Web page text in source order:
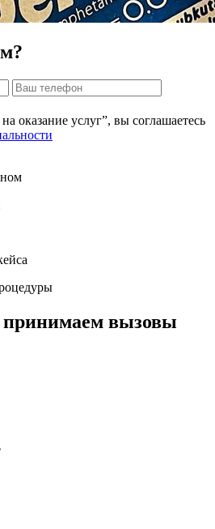
оказание услуг”, вы соглашаетесь
вызовы